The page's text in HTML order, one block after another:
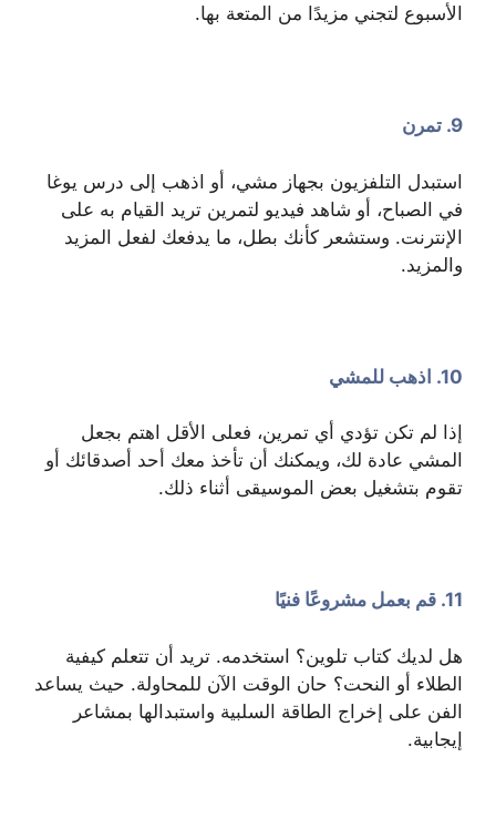
الأسبوع لتجني مزيدًا من المتعة بها.
9. تمرن
استبدل التلفزيون بجهاز مشي، أو اذهب إلى درس يوغا
في الصباح، أو شاهد فيديو لتمرين تريد القيام به على
الإنترنت. وستشعر كأنك بطل، ما يدفعك لفعل المزيد
والمزيد.
10. اذهب للمشي
إذا لم تكن تؤدي أي تمرين، فعلى الأقل اهتم بجعل
المشي عادة لك، ويمكنك أن تأخذ معك أحد أصدقائك أو
تقوم بتشغيل بعض الموسيقى أثناء ذلك.
11. قم بعمل مشروعًا فنيًا
هل لديك كتاب تلوين؟ استخدمه. تريد أن تتعلم كيفية
الطلاء أو النحت؟ حان الوقت الآن للمحاولة. حيث يساعد
الفن على إخراج الطاقة السلبية واستبدالها بمشاعر
إيجابية.